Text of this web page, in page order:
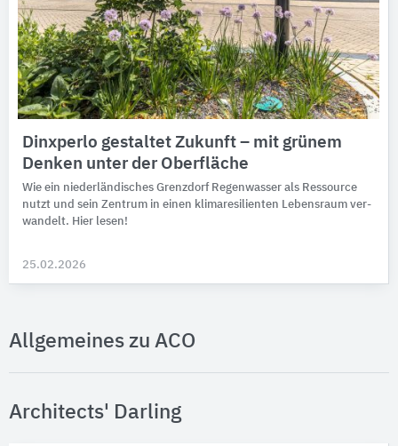
Dinxperlo gestaltet Zukunft – mit grünem
Denken unter der Oberfläche
Wie ein niederländisches Grenz­dorf Regen­wasser als Res­source
nutzt und sein Zentrum in einen klima­resi­lien­ten Lebens­raum ver­
wandelt. Hier lesen!
25.02.2026
Allgemeines zu ACO
Architects' Darling